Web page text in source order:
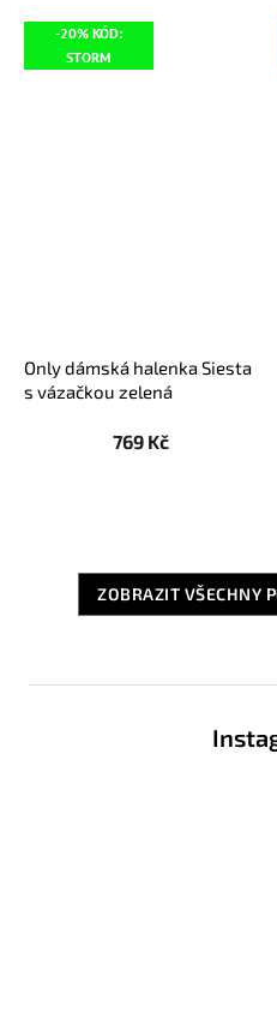
-20% KÓD:
STORM
Only dámská halenka Siesta
s vázačkou zelená
769 Kč
ZOBRAZIT VŠECHNY